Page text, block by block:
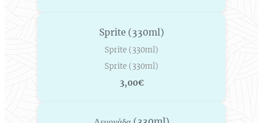
Sprite (330ml)
Sprite (330ml)
Sprite (330ml)
3,00€